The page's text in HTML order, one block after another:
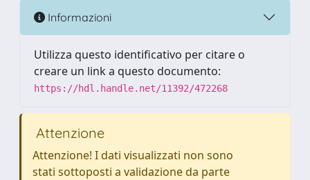
Informazioni
Utilizza questo identificativo per citare o
creare un link a questo documento:
https://hdl.handle.net/11392/472268
Attenzione
Attenzione! I dati visualizzati non sono
stati sottoposti a validazione da parte